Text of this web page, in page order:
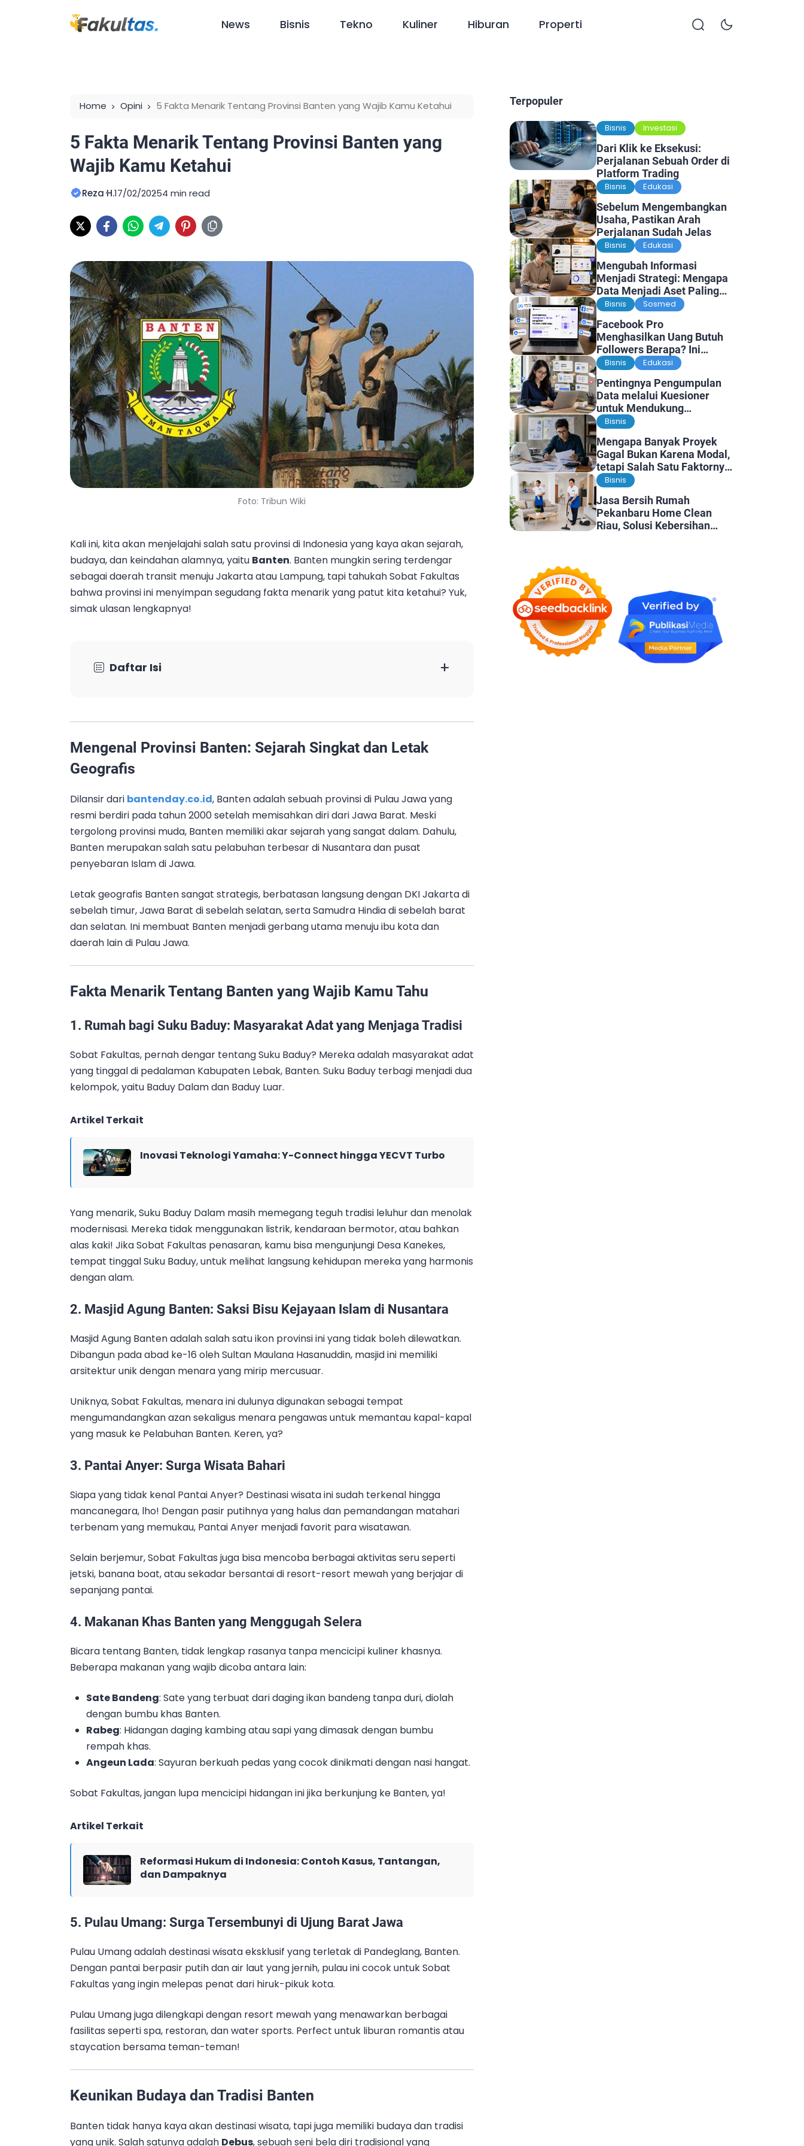
News Bisnis Tekno Kuliner Hiburan Properti
Home Opini 5 Fakta Menarik Tentang Provinsi Banten yang Wajib Kamu Ketahui
5 Fakta Menarik Tentang Provinsi Banten yang
Wajib Kamu Ketahui
Reza H.17/02/20254 min read
Foto: Tribun Wiki
Kali ini, kita akan menjelajahi salah satu provinsi di Indonesia yang kaya akan sejarah,
budaya, dan keindahan alamnya, yaitu Banten. Banten mungkin sering terdengar
sebagai daerah transit menuju Jakarta atau Lampung, tapi tahukah Sobat Fakultas
bahwa provinsi ini menyimpan segudang fakta menarik yang patut kita ketahui? Yuk,
simak ulasan lengkapnya!
Daftar Isi +
Mengenal Provinsi Banten: Sejarah Singkat dan Letak
Geografis
Dilansir dari bantenday.co.id, Banten adalah sebuah provinsi di Pulau Jawa yang
resmi berdiri pada tahun 2000 setelah memisahkan diri dari Jawa Barat. Meski
tergolong provinsi muda, Banten memiliki akar sejarah yang sangat dalam. Dahulu,
Banten merupakan salah satu pelabuhan terbesar di Nusantara dan pusat
penyebaran Islam di Jawa.
Letak geografis Banten sangat strategis, berbatasan langsung dengan DKI Jakarta di
sebelah timur, Jawa Barat di sebelah selatan, serta Samudra Hindia di sebelah barat
dan selatan. Ini membuat Banten menjadi gerbang utama menuju ibu kota dan
daerah lain di Pulau Jawa.
Fakta Menarik Tentang Banten yang Wajib Kamu Tahu
1. Rumah bagi Suku Baduy: Masyarakat Adat yang Menjaga Tradisi
Sobat Fakultas, pernah dengar tentang Suku Baduy? Mereka adalah masyarakat adat
yang tinggal di pedalaman Kabupaten Lebak, Banten. Suku Baduy terbagi menjadi dua
kelompok, yaitu Baduy Dalam dan Baduy Luar.
Artikel Terkait
Inovasi Teknologi Yamaha: Y-Connect hingga YECVT Turbo
Yang menarik, Suku Baduy Dalam masih memegang teguh tradisi leluhur dan menolak
modernisasi. Mereka tidak menggunakan listrik, kendaraan bermotor, atau bahkan
alas kaki! Jika Sobat Fakultas penasaran, kamu bisa mengunjungi Desa Kanekes,
tempat tinggal Suku Baduy, untuk melihat langsung kehidupan mereka yang harmonis
dengan alam.
2. Masjid Agung Banten: Saksi Bisu Kejayaan Islam di Nusantara
Masjid Agung Banten adalah salah satu ikon provinsi ini yang tidak boleh dilewatkan.
Dibangun pada abad ke-16 oleh Sultan Maulana Hasanuddin, masjid ini memiliki
arsitektur unik dengan menara yang mirip mercusuar.
Uniknya, Sobat Fakultas, menara ini dulunya digunakan sebagai tempat
mengumandangkan azan sekaligus menara pengawas untuk memantau kapal-kapal
yang masuk ke Pelabuhan Banten. Keren, ya?
3. Pantai Anyer: Surga Wisata Bahari
Siapa yang tidak kenal Pantai Anyer? Destinasi wisata ini sudah terkenal hingga
mancanegara, lho! Dengan pasir putihnya yang halus dan pemandangan matahari
terbenam yang memukau, Pantai Anyer menjadi favorit para wisatawan.
Selain berjemur, Sobat Fakultas juga bisa mencoba berbagai aktivitas seru seperti
jetski, banana boat, atau sekadar bersantai di resort-resort mewah yang berjajar di
sepanjang pantai.
4. Makanan Khas Banten yang Menggugah Selera
Bicara tentang Banten, tidak lengkap rasanya tanpa mencicipi kuliner khasnya.
Beberapa makanan yang wajib dicoba antara lain:
Sate Bandeng: Sate yang terbuat dari daging ikan bandeng tanpa duri, diolah
dengan bumbu khas Banten.
Rabeg: Hidangan daging kambing atau sapi yang dimasak dengan bumbu
rempah khas.
Angeun Lada: Sayuran berkuah pedas yang cocok dinikmati dengan nasi hangat.
Sobat Fakultas, jangan lupa mencicipi hidangan ini jika berkunjung ke Banten, ya!
Artikel Terkait
Reformasi Hukum di Indonesia: Contoh Kasus, Tantangan,
dan Dampaknya
5. Pulau Umang: Surga Tersembunyi di Ujung Barat Jawa
Pulau Umang adalah destinasi wisata eksklusif yang terletak di Pandeglang, Banten.
Dengan pantai berpasir putih dan air laut yang jernih, pulau ini cocok untuk Sobat
Fakultas yang ingin melepas penat dari hiruk-pikuk kota.
Pulau Umang juga dilengkapi dengan resort mewah yang menawarkan berbagai
fasilitas seperti spa, restoran, dan water sports. Perfect untuk liburan romantis atau
staycation bersama teman-teman!
Keunikan Budaya dan Tradisi Banten
Banten tidak hanya kaya akan destinasi wisata, tapi juga memiliki budaya dan tradisi
yang unik. Salah satunya adalah Debus, sebuah seni bela diri tradisional yang
Terpopuler
Bisnis Investasi
Dari Klik ke Eksekusi:
Perjalanan Sebuah Order di
Platform Trading
Bisnis Edukasi
Sebelum Mengembangkan
Usaha, Pastikan Arah
Perjalanan Sudah Jelas
Bisnis Edukasi
Mengubah Informasi
Menjadi Strategi: Mengapa
Data Menjadi Aset Paling
Berharga di Era Digital
Bisnis Sosmed
Facebook Pro
Menghasilkan Uang Butuh
Followers Berapa? Ini
Faktanya
Bisnis Edukasi
Pentingnya Pengumpulan
Data melalui Kuesioner
untuk Mendukung
Penelitian dan Pengambilan
Bisnis
Mengapa Banyak Proyek
Gagal Bukan Karena Modal,
tetapi Salah Satu Faktornya
Karena Tidak Pernah Diuji
Bisnis
Jasa Bersih Rumah
Pekanbaru Home Clean
Riau, Solusi Kebersihan